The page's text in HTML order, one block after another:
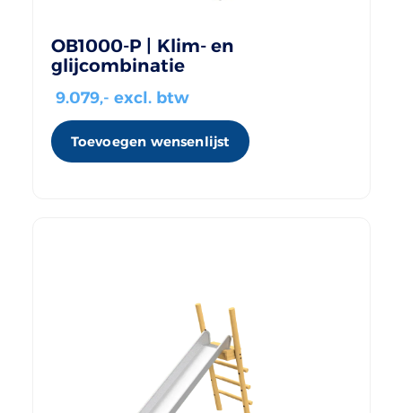
OB1000-P | Klim- en
glijcombinatie
9.079,- excl. btw
Toevoegen wensenlijst